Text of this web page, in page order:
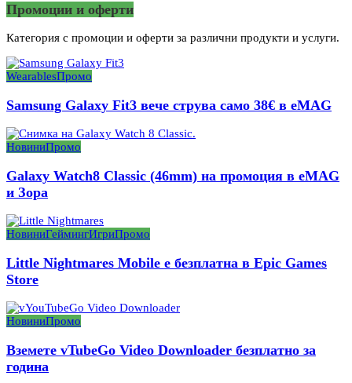
Промоции и оферти
Категория с промоции и оферти за различни продукти и услуги.
WearablesПромо
Samsung Galaxy Fit3 вече струва само 38€ в eMAG
НовиниПромо
Galaxy Watch8 Classic (46mm) на промоция в eMAG
и Зора
НовиниГеймингИгриПромо
Little Nightmares Mobile е безплатна в Epic Games
Store
НовиниПромо
Вземете vTubeGo Video Downloader безплатно за
година